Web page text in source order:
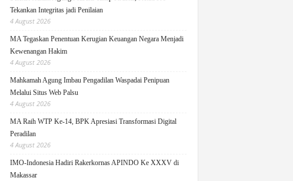
Tekankan Integritas jadi Penilaian
4 August 2026
MA Tegaskan Penentuan Kerugian Keuangan Negara Menjadi
Kewenangan Hakim
4 August 2026
Mahkamah Agung Imbau Pengadilan Waspadai Penipuan
Melalui Situs Web Palsu
4 August 2026
MA Raih WTP Ke-14, BPK Apresiasi Transformasi Digital
Peradilan
4 August 2026
IMO-Indonesia Hadiri Rakerkornas APINDO Ke XXXV di
Makassar